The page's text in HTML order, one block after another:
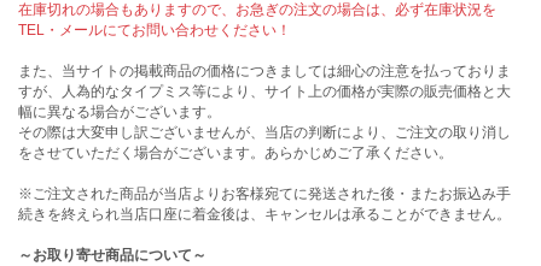
在庫切れの場合もありますので、お急ぎの注文の場合は、必ず在庫状況を
TEL・メールにてお問い合わせください！
また、当サイトの掲載商品の価格につきましては細心の注意を払っておりま
すが、人為的なタイプミス等により、サイト上の価格が実際の販売価格と大
幅に異なる場合がございます。
その際は大変申し訳ございませんが、当店の判断により、ご注文の取り消し
をさせていただく場合がございます。あらかじめご了承ください。
※ご注文された商品が当店よりお客様宛てに発送された後・またお振込み手
続きを終えられ当店口座に着金後は、キャンセルは承ることができません。
～お取り寄せ商品について～